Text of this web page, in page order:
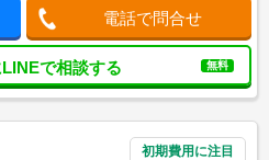
電話で問合せ
で相談する 無料
初期費用に注目